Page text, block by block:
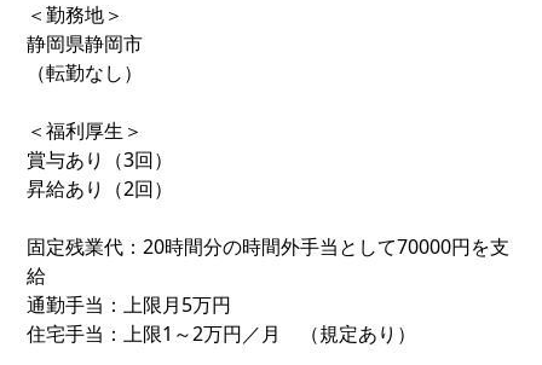
＜勤務地＞
静岡県静岡市
（転勤なし）
＜福利厚生＞
賞与あり（3回）
昇給あり（2回）
固定残業代：20時間分の時間外手当として70000円を支
給
通勤手当：上限月5万円
住宅手当：上限1～2万円／月 （規定あり）